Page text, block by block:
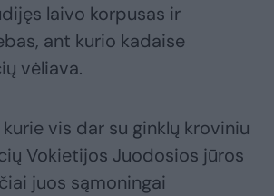
laivo korpusas ir
ant kurio kadaise
vėliava.
vis dar su ginklų kroviniu
Vokietijos Juodosios jūros
juos sąmoningai